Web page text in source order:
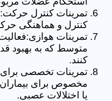
تمرینات کنترل
کنترل و هماهنگی
تمرینات
متوسط که به بهبود
کنند.
تمرینات تخصصی
مخصوص برای بیماران
یا اختلالات عصبی.